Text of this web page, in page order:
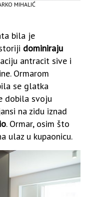
MIHALIĆ
bila je
dominiraju
antracit sive i
Ormarom
se glatka
dobila svoju
na zidu iznad
. Ormar, osim što
ulaz u kupaonicu.